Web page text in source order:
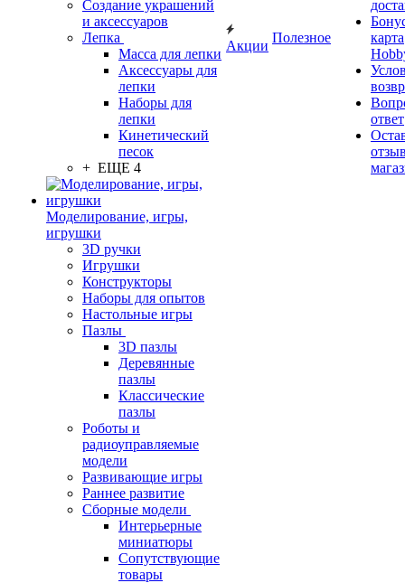
Создание украшений
и аксессуаров
Лепка
Масса для лепки
Аксессуары для
лепки
Наборы для
лепки
Кинетический
песок
+ ЕЩЕ 4
Моделирование, игры,
игрушки
3D ручки
Игрушки
Конструкторы
Наборы для опытов
Настольные игры
Пазлы
3D пазлы
Деревянные
пазлы
Классические
пазлы
Роботы и
радиоуправляемые
модели
Развивающие игры
Раннее развитие
Сборные модели
Интерьерные
миниатюры
Сопутствующие
товары
Акции
Полезное
карта
ответ